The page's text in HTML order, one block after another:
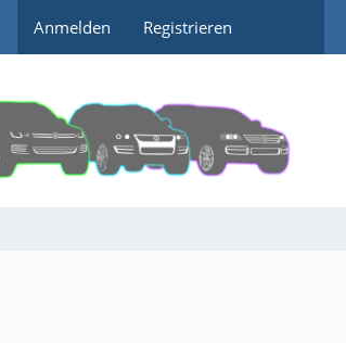
Anmelden Registrieren